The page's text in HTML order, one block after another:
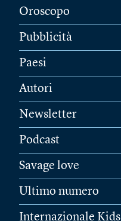
Oroscopo
Pubblicità
Paesi
Autori
Newsletter
Podcast
Savage love
Ultimo numero
Internazionale Kids